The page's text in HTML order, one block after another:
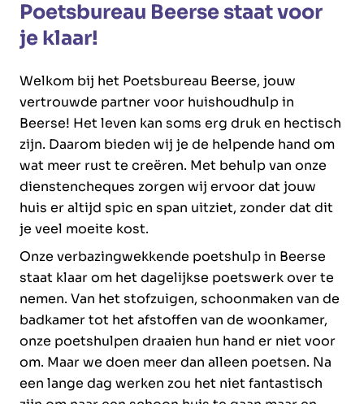
Poetsbureau Beerse staat voor
je klaar!
Welkom bij het Poetsbureau Beerse, jouw
vertrouwde partner voor huishoudhulp in
Beerse! Het leven kan soms erg druk en hectisch
zijn. Daarom bieden wij je de helpende hand om
wat meer rust te creëren. Met behulp van onze
dienstencheques zorgen wij ervoor dat jouw
huis er altijd spic en span uitziet, zonder dat dit
je veel moeite kost.
Onze verbazingwekkende poetshulp in Beerse
staat klaar om het dagelijkse poetswerk over te
nemen. Van het stofzuigen, schoonmaken van de
badkamer tot het afstoffen van de woonkamer,
onze poetshulpen draaien hun hand er niet voor
om. Maar we doen meer dan alleen poetsen. Na
een lange dag werken zou het niet fantastisch